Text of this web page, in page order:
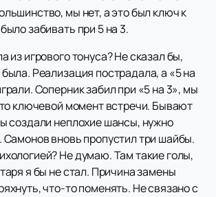
мы нет, а это был ключ к
забивать при 5 на 3.
из игрового тонуса? Не сказал бы,
Реализация пострадала, а «5 на
Соперник забил при «5 на 3», мы
ключевой момент встречи. Бывают
создали неплохие шансы, нужно
Самонов вновь пропустил три шайбы.
Не думаю. Там такие голы,
я бы не стал. Причина замены
что-то поменять. Не связано с